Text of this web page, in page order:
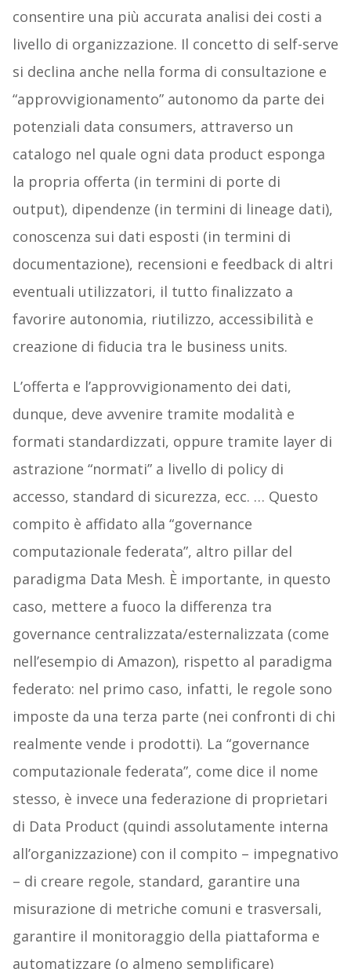
consentire una più accurata analisi dei costi a
livello di organizzazione. Il concetto di self-serve
si declina anche nella forma di consultazione e
“approvvigionamento” autonomo da parte dei
potenziali data consumers, attraverso un
catalogo nel quale ogni data product esponga
la propria offerta (in termini di porte di
output), dipendenze (in termini di lineage dati),
conoscenza sui dati esposti (in termini di
documentazione), recensioni e feedback di altri
eventuali utilizzatori, il tutto finalizzato a
favorire autonomia, riutilizzo, accessibilità e
creazione di fiducia tra le business units.
L’offerta e l’approvvigionamento dei dati,
dunque, deve avvenire tramite modalità e
formati standardizzati, oppure tramite layer di
astrazione “normati” a livello di policy di
accesso, standard di sicurezza, ecc. … Questo
compito è affidato alla “governance
computazionale federata”, altro pillar del
paradigma Data Mesh. È importante, in questo
caso, mettere a fuoco la differenza tra
governance centralizzata/esternalizzata (come
nell’esempio di Amazon), rispetto al paradigma
federato: nel primo caso, infatti, le regole sono
imposte da una terza parte (nei confronti di chi
realmente vende i prodotti). La “governance
computazionale federata”, come dice il nome
stesso, è invece una federazione di proprietari
di Data Product (quindi assolutamente interna
all’organizzazione) con il compito – impegnativo
– di creare regole, standard, garantire una
misurazione di metriche comuni e trasversali,
garantire il monitoraggio della piattaforma e
automatizzare (o almeno semplificare)